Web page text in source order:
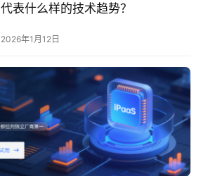
代表什么样的技术趋势？
2026年1月12日